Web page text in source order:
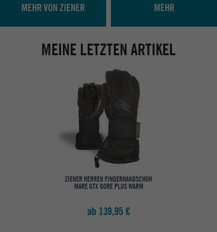
MEHR VON ZIENER MEHR
MEINE LETZTEN ARTIKEL
ZIENER HERREN FINGERHANDSCHUH
MARE GTX GORE PLUS WARM
ab 139,95 €